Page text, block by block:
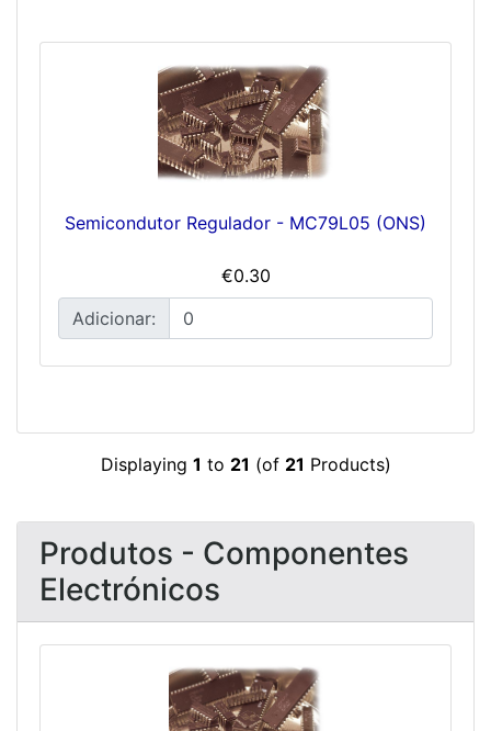
Semicondutor Regulador - MC79L05 (ONS)
€0.30
Adicionar:
Displaying 1 to 21 (of 21 Products)
Produtos - Componentes
Electrónicos